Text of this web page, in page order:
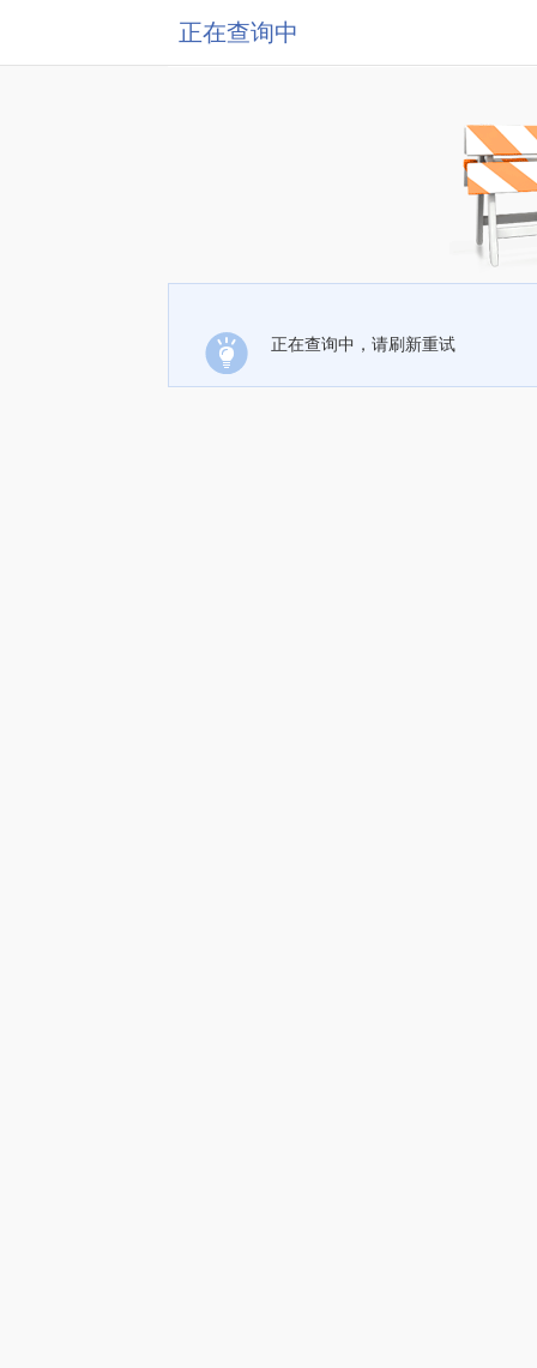
正在查询中
正在查询中，请刷新重试